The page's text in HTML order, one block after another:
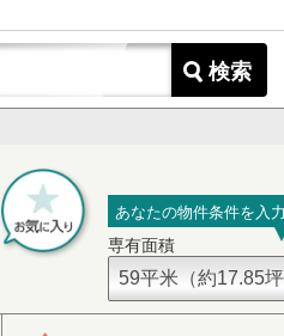
検索
あなたの物件条件を入
専有面積